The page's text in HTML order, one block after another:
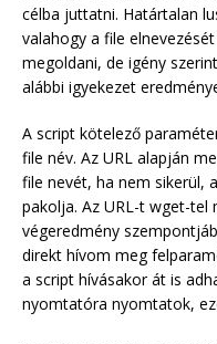
célba juttatni. Határtalan
valahogy a file
megoldani, de igény
alábbi igyekezet
A script kötelező
file név. Az URL alapján
file nevét, ha nem sikerül,
pakolja. Az URL-t wget-tel
végeredmény
direkt hívom meg
a script hívásakor át is
nyomtatóra nyomtatok,